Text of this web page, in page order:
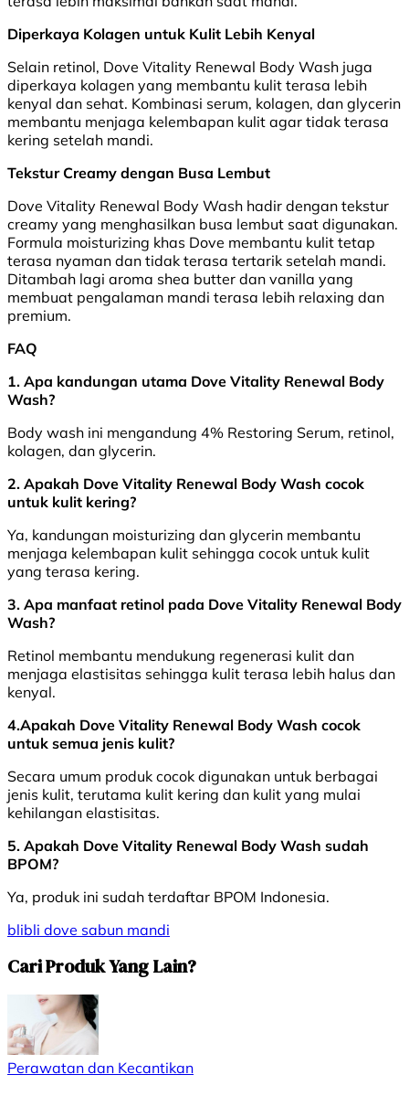
Diperkaya Kolagen untuk Kulit Lebih Kenyal
Selain retinol, Dove Vitality Renewal Body Wash juga
diperkaya kolagen yang membantu kulit terasa lebih
kenyal dan sehat. Kombinasi serum, kolagen, dan glycerin
membantu menjaga kelembapan kulit agar tidak terasa
kering setelah mandi.
Tekstur Creamy dengan Busa Lembut
Dove Vitality Renewal Body Wash hadir dengan tekstur
creamy yang menghasilkan busa lembut saat digunakan.
Formula moisturizing khas Dove membantu kulit tetap
terasa nyaman dan tidak terasa tertarik setelah mandi.
Ditambah lagi aroma shea butter dan vanilla yang
membuat pengalaman mandi terasa lebih relaxing dan
premium.
FAQ
1. Apa kandungan utama Dove Vitality Renewal Body
Wash?
Body wash ini mengandung 4% Restoring Serum, retinol,
kolagen, dan glycerin.
2. Apakah Dove Vitality Renewal Body Wash cocok
untuk kulit kering?
Ya, kandungan moisturizing dan glycerin membantu
menjaga kelembapan kulit sehingga cocok untuk kulit
yang terasa kering.
3. Apa manfaat retinol pada Dove Vitality Renewal Body
Wash?
Retinol membantu mendukung regenerasi kulit dan
menjaga elastisitas sehingga kulit terasa lebih halus dan
kenyal.
4.Apakah Dove Vitality Renewal Body Wash cocok
untuk semua jenis kulit?
Secara umum produk cocok digunakan untuk berbagai
jenis kulit, terutama kulit kering dan kulit yang mulai
kehilangan elastisitas.
5. Apakah Dove Vitality Renewal Body Wash sudah
BPOM?
Ya, produk ini sudah terdaftar BPOM Indonesia.
blibli dove sabun mandi
Cari Produk Yang Lain?
Perawatan dan Kecantikan